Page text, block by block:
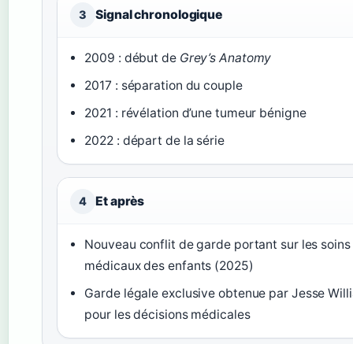
3 Signal chronologique
2009 : début de Grey’s Anatomy
2017 : séparation du couple
2021 : révélation d’une tumeur bénigne
2022 : départ de la série
4 Et après
Nouveau conflit de garde portant sur les soins
médicaux des enfants (2025)
Garde légale exclusive obtenue par Jesse
pour les décisions médicales